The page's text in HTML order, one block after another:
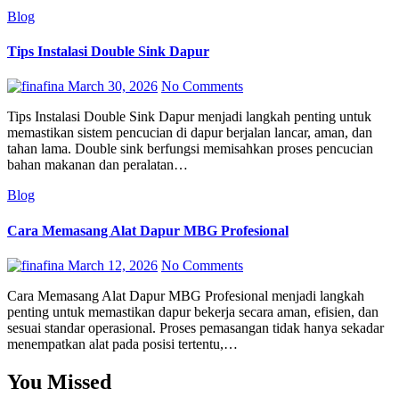
Blog
Tips Instalasi Double Sink Dapur
fina March 30, 2026 No Comments
Tips Instalasi Double Sink Dapur menjadi langkah penting untuk
memastikan sistem pencucian di dapur berjalan lancar, aman, dan
tahan lama. Double sink berfungsi memisahkan proses pencucian
bahan makanan dan peralatan…
Blog
Cara Memasang Alat Dapur MBG Profesional
fina March 12, 2026 No Comments
Cara Memasang Alat Dapur MBG Profesional menjadi langkah
penting untuk memastikan dapur bekerja secara aman, efisien, dan
sesuai standar operasional. Proses pemasangan tidak hanya sekadar
menempatkan alat pada posisi tertentu,…
You Missed